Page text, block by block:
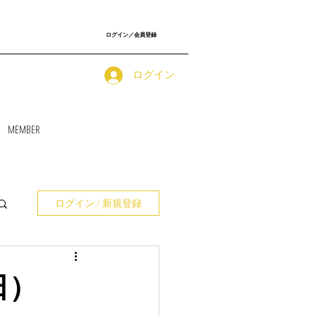
ログイン／会員登録
ログイン
MEMBER
ログイン / 新規登録